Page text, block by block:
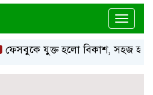
ফেসবুকে যুক্ত হলো বিকাশ, সহজ হলো